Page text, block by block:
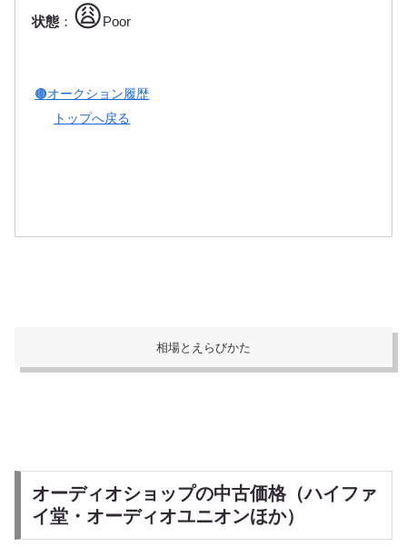
状態 ： 😩Poor
🟤オークション履歴
トップへ戻る
相場とえらびかた
オーディオショップの中古価格（ハイファ
イ堂・オーディオユニオンほか）